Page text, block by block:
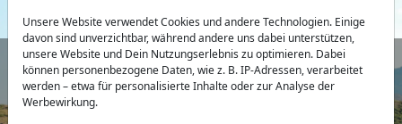
Land:
Unsere Website verwendet Cookies und andere Technologien. Einige
davon sind unverzichtbar, während andere uns dabei unterstützen,
unsere Website und Dein Nutzungserlebnis zu optimieren. Dabei
können personenbezogene Daten, wie z. B. IP-Adressen, verarbeitet
werden – etwa für personalisierte Inhalte oder zur Analyse der
Werbewirkung.